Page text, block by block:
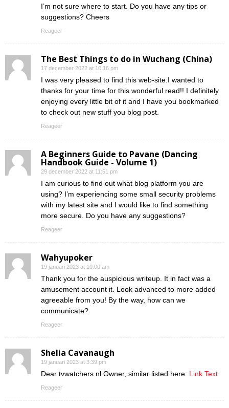
I’m not sure where to start. Do you have any tips or
suggestions? Cheers
Reageer
The Best Things to do in Wuchang (China)
17 december 2022 at 10:16 pm
I was very pleased to find this web-site.I wanted to
thanks for your time for this wonderful read!! I definitely
enjoying every little bit of it and I have you bookmarked
to check out new stuff you blog post.
Reageer
A Beginners Guide to Pavane (Dancing
Handbook Guide - Volume 1)
29 december 2022 at 11:51 pm
I am curious to find out what blog platform you are
using? I’m experiencing some small security problems
with my latest site and I would like to find something
more secure. Do you have any suggestions?
Reageer
Wahyupoker
19 januari 2023 at 10:00 am
Thank you for the auspicious writeup. It in fact was a
amusement account it. Look advanced to more added
agreeable from you! By the way, how can we
communicate?
Reageer
Shelia Cavanaugh
19 januari 2023 at 3:39 pm
Dear tvwatchers.nl Owner, similar listed here: Link Text
Reageer